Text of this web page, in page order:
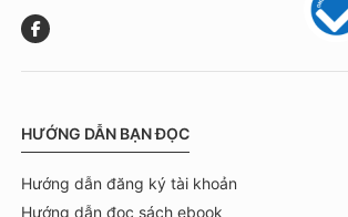
HƯỚNG DẪN BẠN ĐỌC
Hướng dẫn đăng ký tài khoản
Hướng dẫn đọc sách ebook